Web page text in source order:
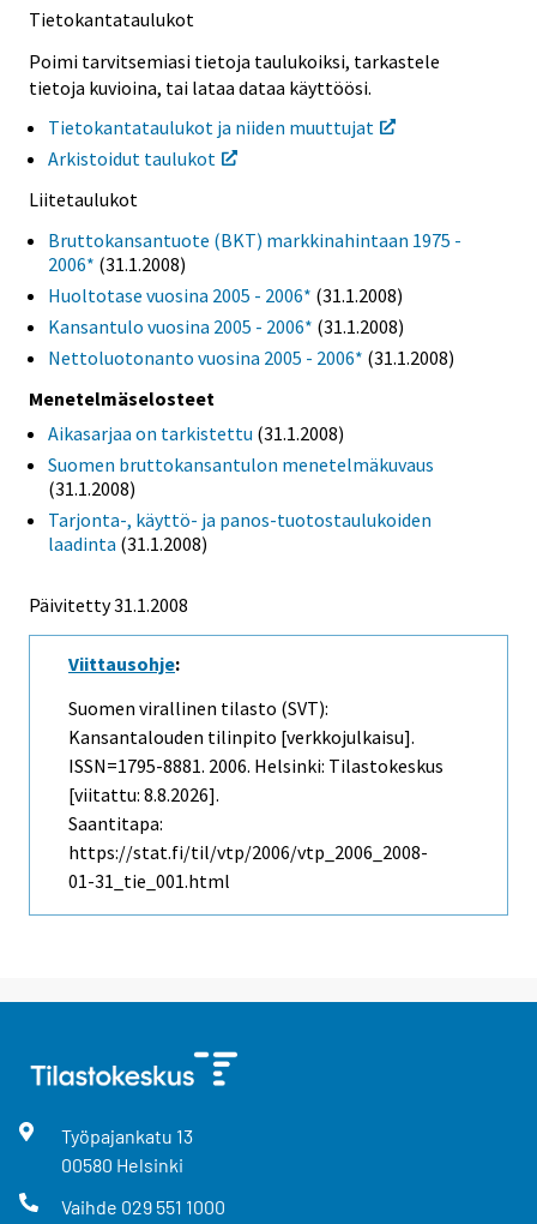
Tietokantataulukot
Poimi tarvitsemiasi tietoja taulukoiksi, tarkastele
tietoja kuvioina, tai lataa dataa käyttöösi.
Tietokantataulukot ja niiden muuttujat
Arkistoidut taulukot
Liitetaulukot
Bruttokansantuote (BKT) markkinahintaan 1975 -
2006* (31.1.2008)
Huoltotase vuosina 2005 - 2006* (31.1.2008)
Kansantulo vuosina 2005 - 2006* (31.1.2008)
Nettoluotonanto vuosina 2005 - 2006* (31.1.2008)
Menetelmäselosteet
Aikasarjaa on tarkistettu (31.1.2008)
Suomen bruttokansantulon menetelmäkuvaus
(31.1.2008)
Tarjonta-, käyttö- ja panos-tuotostaulukoiden
laadinta (31.1.2008)
Päivitetty31.1.2008
Viittausohje:
Suomen virallinen tilasto (SVT):
Kansantalouden tilinpito [verkkojulkaisu].
ISSN=1795-8881. 2006. Helsinki: Tilastokeskus
[viitattu: 8.8.2026].
Saantitapa:
https://stat.fi/til/vtp/2006/vtp_2006_2008-
01-31_tie_001.html
Työpajankatu 13
00580 Helsinki
Vaihde 029 551 1000